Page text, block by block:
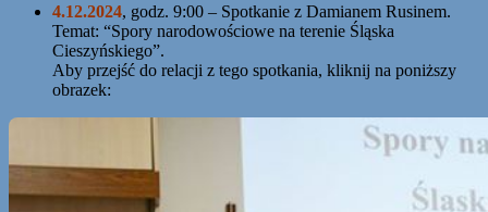
4.12.2024, godz. 9:00 – Spotkanie z Damianem Rusinem.
Temat: “Spory narodowościowe na terenie Śląska
Cieszyńskiego”.
Aby przejść do relacji z tego spotkania, kliknij na poniższy
obrazek: